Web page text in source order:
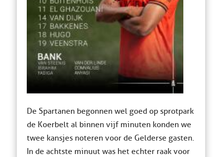
De Spartanen begonnen wel goed op sprotpark
de Koerbelt al binnen vijf minuten konden we
twee kansjes noteren voor de Gelderse gasten.
In de achtste minuut was het echter raak voor